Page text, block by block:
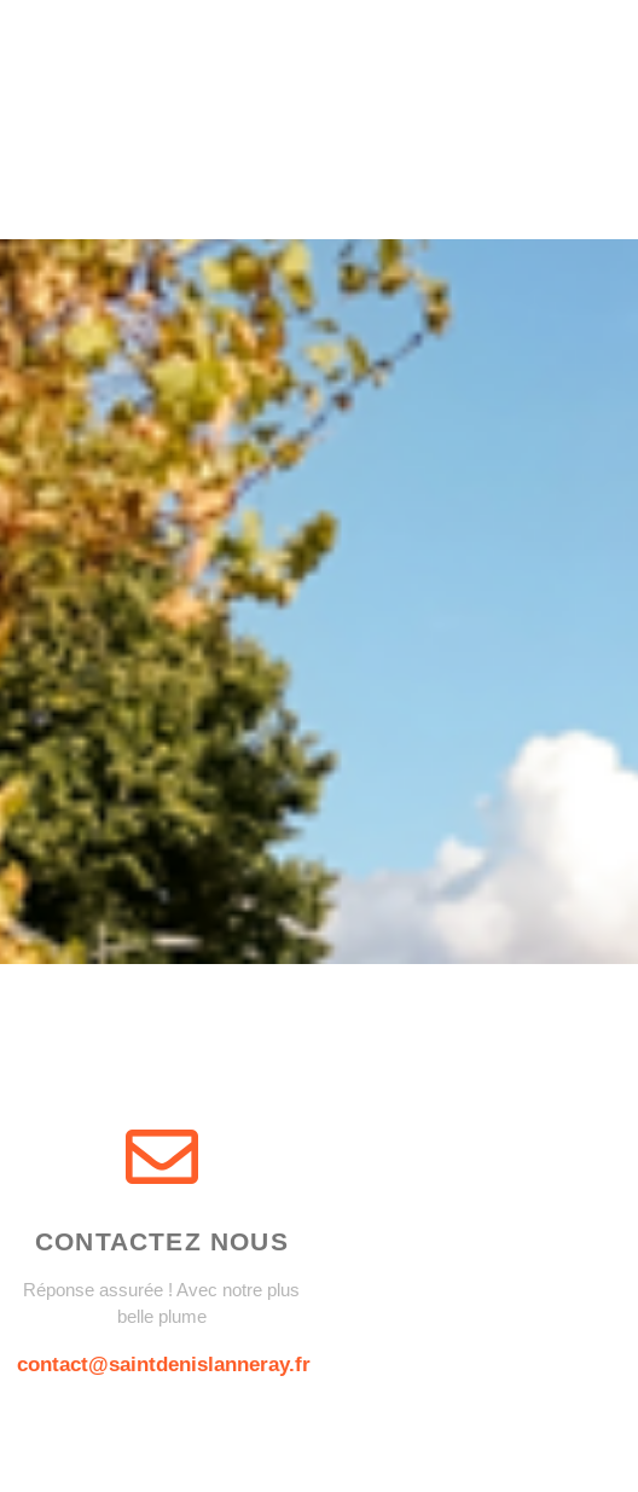
CONTACTEZ NOUS
Réponse assurée ! Avec notre plus
belle plume
contact@saintdenislanneray.fr